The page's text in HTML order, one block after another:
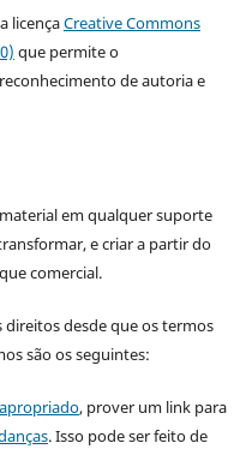
licençaCreative Commons
que permite o
de autoria e
em qualquer suporte
e criar a partir do
comercial.
desde que os termos
são os seguintes:
, prover um link para
. Isso pode ser feito de